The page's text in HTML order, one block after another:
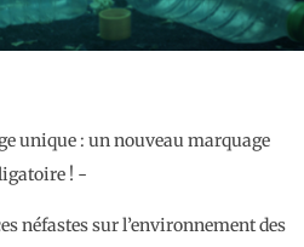
néfastes sur l’environnement des